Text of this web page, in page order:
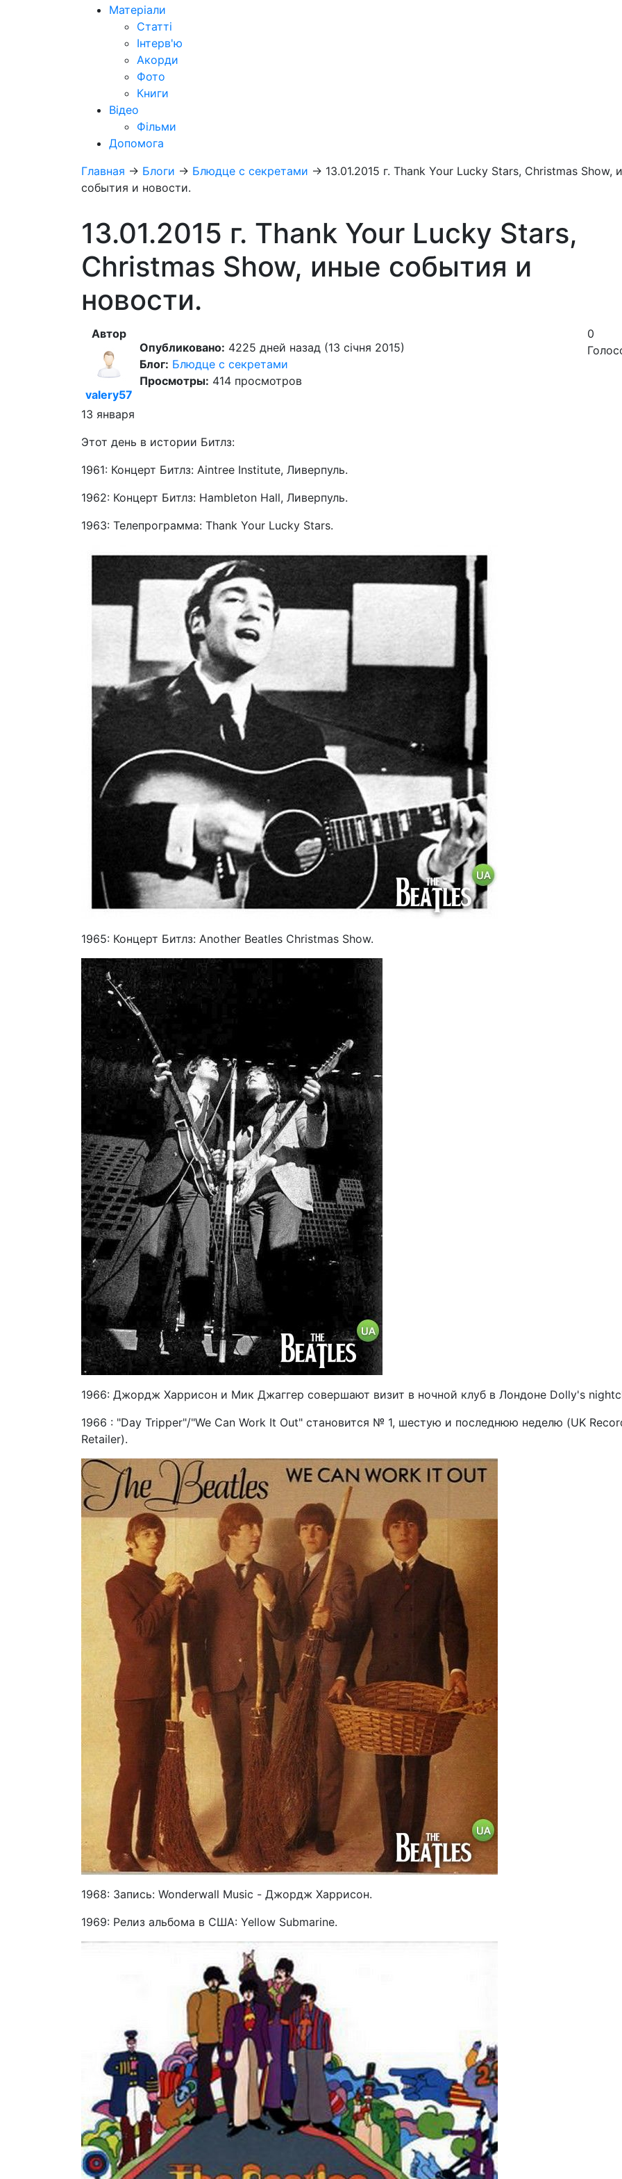
Матеріали
Статті
Інтерв'ю
Акорди
Фото
Книги
Відео
Фільми
Допомога
Главная → Блоги → Блюдце с секретами → 13.01.2015 г. Thank Your Lucky Stars, Christmas Show,
события и новости.
13.01.2015 г. Thank Your Lucky Stars,
Christmas Show, иные события и
новости.
Автор
valery57
Опубликовано: 4225 дней назад (13 січня 2015)
Блог: Блюдце с секретами
Просмотры: 414 просмотров
0
13 января
Этот день в истории Битлз:
1961: Концерт Битлз: Aintree Institute, Ливерпуль.
1962: Концерт Битлз: Hambleton Hall, Ливерпуль.
1963: Телепрограмма: Thank Your Lucky Stars.
1965: Концерт Битлз: Another Beatles Christmas Show.
1966: Джордж Харрисон и Мик Джаггер совершают визит в ночной клуб в Лондоне Dolly's
1966 : "Day Tripper"/"We Can Work It Out" становится № 1, шестую и последнюю неделю (UK
Retailer).
1968: Запись: Wonderwall Music - Джордж Харрисон.
1969: Релиз альбома в США: Yellow Submarine.